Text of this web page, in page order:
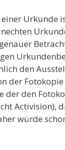
Urkunde
den
der
der den
Activision),
würde